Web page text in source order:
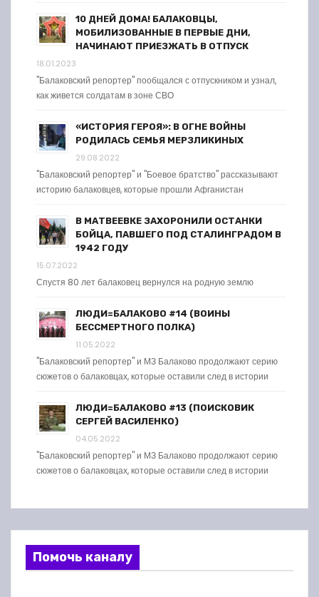
10 ДНЕЙ ДОМА! БАЛАКОВЦЫ,
МОБИЛИЗОВАННЫЕ В ПЕРВЫЕ ДНИ,
НАЧИНАЮТ ПРИЕЗЖАТЬ В ОТПУСК
18.01.2023
"Балаковский репортер" пообщался с отпускником и узнал,
как живется солдатам в зоне СВО
«ИСТОРИЯ ГЕРОЯ»: В ОГНЕ ВОЙНЫ
РОДИЛАСЬ СЕМЬЯ МЕРЗЛИКИНЫХ
29.08.2022
"Балаковский репортер" и "Боевое братство" рассказывают
историю балаковцев, которые прошли Афганистан
В МАТВЕЕВКЕ ЗАХОРОНИЛИ ОСТАНКИ
БОЙЦА, ПАВШЕГО ПОД СТАЛИНГРАДОМ В
1942 ГОДУ
15.07.2022
Спустя 80 лет балаковец вернулся на родную землю
ЛЮДИ=БАЛАКОВО #14 (ВОИНЫ
БЕССМЕРТНОГО ПОЛКА)
11.05.2022
"Балаковский репортер" и МЗ Балаково продолжают серию
сюжетов о балаковцах, которые оставили след в истории
ЛЮДИ=БАЛАКОВО #13 (ПОИСКОВИК
СЕРГЕЙ ВАСИЛЕНКО)
04.05.2022
"Балаковский репортер" и МЗ Балаково продолжают серию
сюжетов о балаковцах, которые оставили след в истории
Помочь каналу